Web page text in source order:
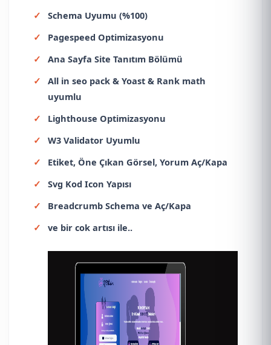
Schema Uyumu (%100)
Pagespeed Optimizasyonu
Ana Sayfa Site Tanıtım Bölümü
All in seo pack & Yoast & Rank math
uyumlu
Lighthouse Optimizasyonu
W3 Validator Uyumlu
Etiket, Öne Çıkan Görsel, Yorum Aç/Kapa
Svg Kod Icon Yapısı
Breadcrumb Schema ve Aç/Kapa
ve bir cok artısı ile..